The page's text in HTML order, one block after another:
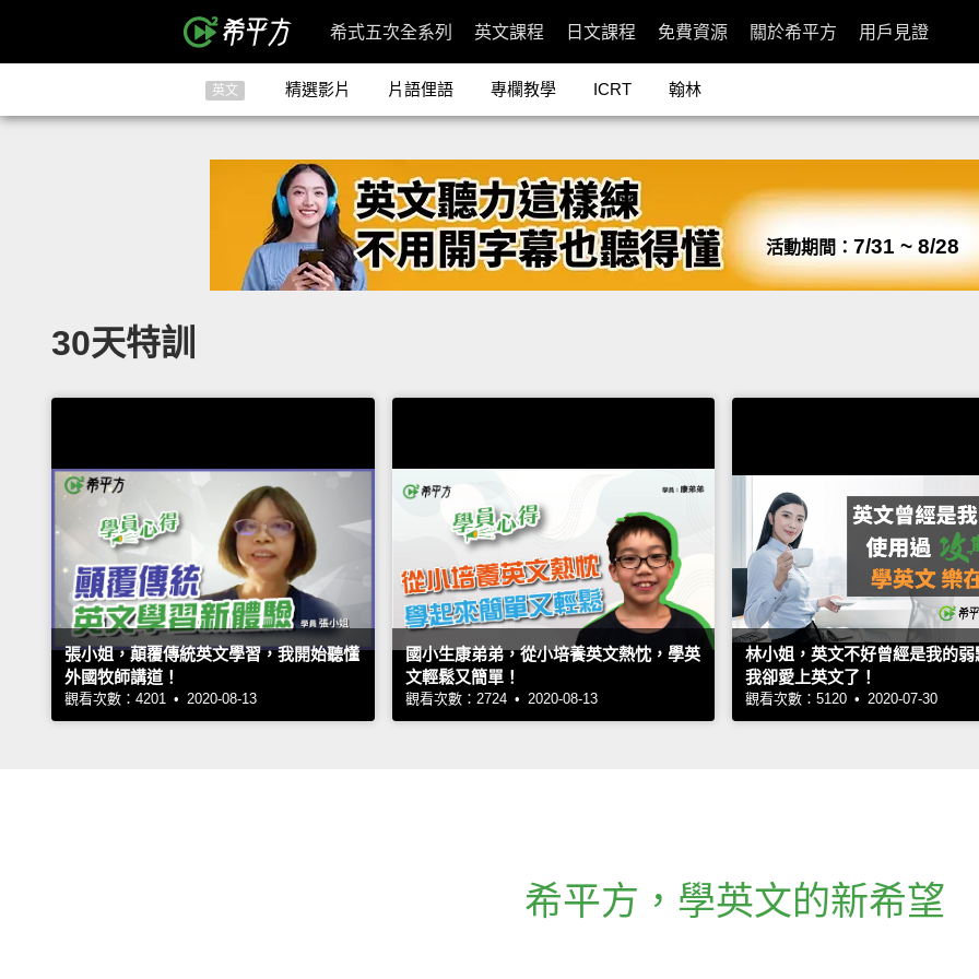
希式五次全系列 英文課程 日文課程 免費資源 關於希平方 用戶見證
英文 精選影片 片語俚語 專欄教學 ICRT 翰林
活動期間： 7/31 ~ 8/28
30天特訓
張小姐，顛覆傳統英文學習，我開始聽懂
外國牧師講道！
觀看次數：4201 • 2020-08-13
國小生康弟弟，從小培養英文熱忱，學英
文輕鬆又簡單！
觀看次數：2724 • 2020-08-13
林小姐，英文不好曾經是我的
我卻愛上英文了！
觀看次數：5120 • 2020-07-30
希平方 ， 學英文的新希望